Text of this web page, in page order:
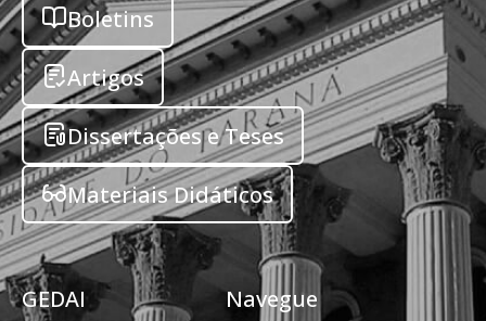
Boletins
Artigos
Dissertações e Teses
Materiais Didáticos
GEDAI Navegue